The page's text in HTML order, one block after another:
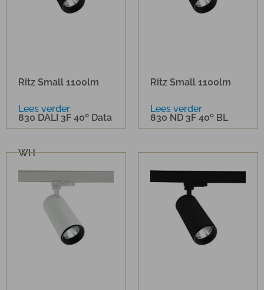
Ritz Small 1100lm
830 DALI 3F 40º Data
WH
Lees verder
Ritz Small 1100lm
830 ND 3F 40º BL
Lees verder